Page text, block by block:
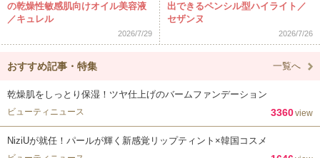
の乾燥性敏感肌向けオイル美容液
／キュレル
2026/7/29
出できるペンシル型ハイライト／
セザンヌ
2026/7/26
おすすめ記事・特集 一覧へ
乾燥肌をしっとり保湿！ツヤ仕上げのバームファンデーション
ビューティニュース 3360view
NiziUが就任！パールが輝く新感覚リップティント×韓国コスメ